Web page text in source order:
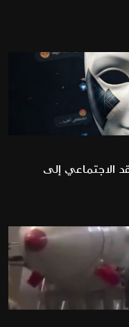
الاجتماعي إلى